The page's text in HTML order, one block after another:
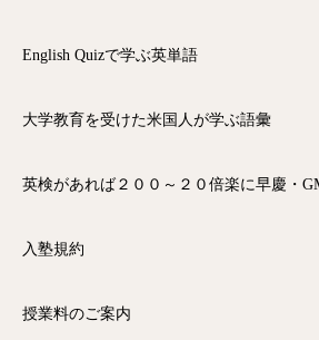
English Quizで学ぶ英単語
大学教育を受けた米国人が学ぶ語彙
英検があれば２００～２０倍楽に早慶・
入塾規約
授業料のご案内